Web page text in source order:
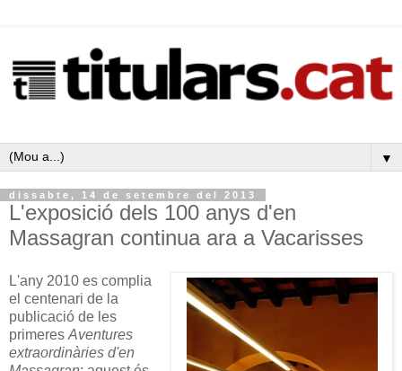
▼
dissabte, 14 de setembre del 2013
L'exposició dels 100 anys d'en
Massagran continua ara a Vacarisses
L'any 2010 es complia
el centenari de la
publicació de les
primeres Aventures
extraordinàries d'en